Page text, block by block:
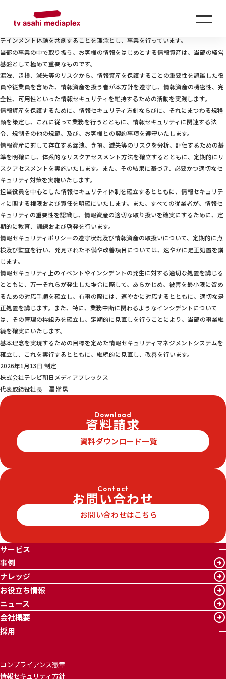
株式会社テレビ朝日メディアプレックス テクノロジーソリューション事業本部
（以下、当部）は、技術と創造力で、お客様の変革と成長を支援し、豊かなエンタ
テインメント体験を共創することを理念とし、事業を行っています。
当部の事業の中で取り扱う、お客様の情報をはじめとする情報資産は、当部の経営
基盤として極めて重要なものです。
漏洩、き損、滅失等のリスクから、情報資産を保護することの重要性を認識した役
員や従業員を含めた、情報資産を扱う者が本方針を遵守し、情報資産の機密性、完
全性、可用性といった情報セキュリティを維持するための活動を実践します。
情報資産を保護するために、情報セキュリティ方針ならびに、それにまつわる規程
類を策定し、これに従って業務を行うとともに、情報セキュリティに関連する法
令、規制その他の規範、及び、お客様との契約事項を遵守いたします。
情報資産に対して存在する漏洩、き損、滅失等のリスクを分析、評価するための基
準を明確にし、体系的なリスクアセスメント方法を確立するとともに、定期的にリ
スクアセスメントを実施いたします。また、その結果に基づき、必要かつ適切なセ
キュリティ対策を実施いたします。
担当役員を中心とした情報セキュリティ体制を確立するとともに、情報セキュリテ
ィに関する権限および責任を明確にいたします。また、すべての従業者が、情報セ
キュリティの重要性を認識し、情報資産の適切な取り扱いを確実にするために、定
期的に教育、訓練および啓発を行います。
情報セキュリティポリシーの遵守状況及び情報資産の取扱いについて、定期的に点
検及び監査を行い、発見された不備や改善項目については、速やかに是正処置を講
じます。
情報セキュリティ上のイベントやインシデントの発生に対する適切な処置を講じる
とともに、万一それらが発生した場合に際して、あらかじめ、被害を最小限に留め
るための対応手順を確立し、有事の際には、速やかに対応するとともに、適切な是
正処置を講じます。また、特に、業務中断に関わるようなインシデントについて
は、その管理の枠組みを確立し、定期的に見直しを行うことにより、当部の事業継
続を確実にいたします。
基本理念を実現するための目標を定めた情報セキュリティマネジメントシステムを
確立し、これを実行するとともに、継続的に見直し、改善を行います。
2026年1月13日 制定
株式会社テレビ朝日メディアプレックス
代表取締役社長 澤 將晃
Download
資料請求
資料ダウンロード一覧
Contact
お問い合わせ
お問い合わせはこちら
サービス
事例
ナレッジ
お役立ち情報
ニュース
会社概要
採用
コンプライアンス憲章
情報セキュリティ方針